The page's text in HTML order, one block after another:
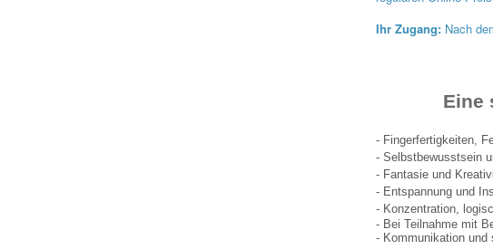
Ihr Zugang: Nach
Eine
- Fingerfertigkeiten,
- Selbstbewusstsein
- Fantasie und
- Entspannung und
- Konzentration,
- Bei Teilnahme mit
- Kommunikation und